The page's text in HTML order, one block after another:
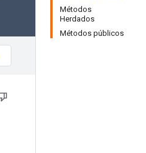
Métodos
Herdados
Métodos públicos